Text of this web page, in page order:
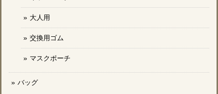
大人用
交換用ゴム
マスクポーチ
バッグ